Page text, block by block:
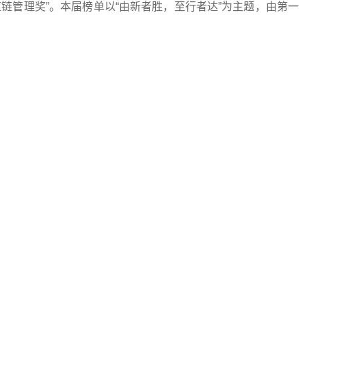
理奖”。本届榜单以“由新者胜，至行者达”为主题，由第一